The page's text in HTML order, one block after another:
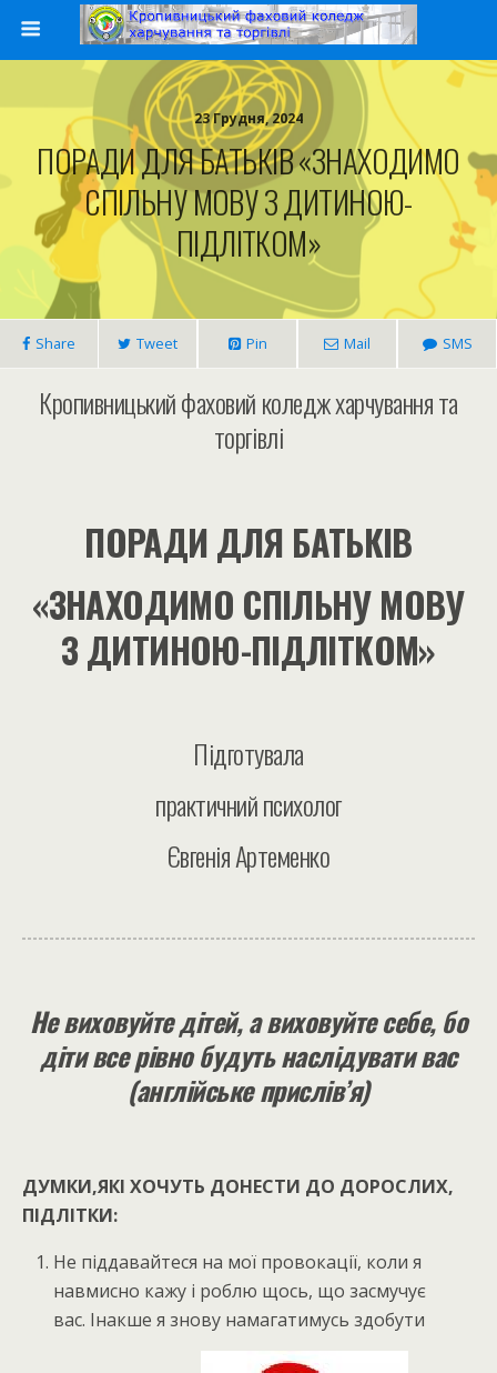
23 Грудня, 2024
ПОРАДИ ДЛЯ БАТЬКІВ «ЗНАХОДИМО
СПІЛЬНУ МОВУ З ДИТИНОЮ-
ПІДЛІТКОМ»
Share Tweet Pin Mail SMS
Кропивницький фаховий коледж харчування та
торгівлі
ПОРАДИ ДЛЯ БАТЬКІВ
«ЗНАХОДИМО СПІЛЬНУ МОВУ
З ДИТИНОЮ-ПІДЛІТКОМ»
Підготувала
практичний психолог
Євгенія Артеменко
Не виховуйте дітей, а виховуйте себе, бо
діти все рівно будуть наслідувати вас
(англійське прислів’я)
ДУМКИ,ЯКІ ХОЧУТЬ ДОНЕСТИ ДО ДОРОСЛИХ,
ПІДЛІТКИ:
Не піддавайтеся на мої провокації, коли я
навмисно кажу і роблю щось, що засмучує
вас. Інакше я знову намагатимусь здобути